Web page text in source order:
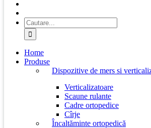
Cautare...
Home
Produse
Dispozitive de mers si
Verticalizatoare
Scaune rulante
Cadre ortopedice
Cîrje
Încaltăminte ortopedică